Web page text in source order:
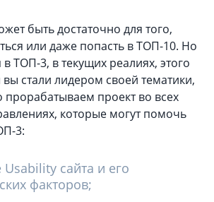
быть достаточно для того,
или даже попасть в ТОП-10. Но
ТОП-3, в текущих реалиях, этого
вы стали лидером своей тематики,
проект во всех
которые могут помочь
3:
сайта и его
факторов;